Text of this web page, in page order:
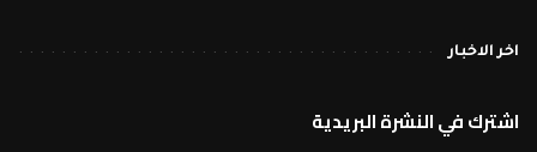
اخر الاخبار
اشترك في النشرة البريدية